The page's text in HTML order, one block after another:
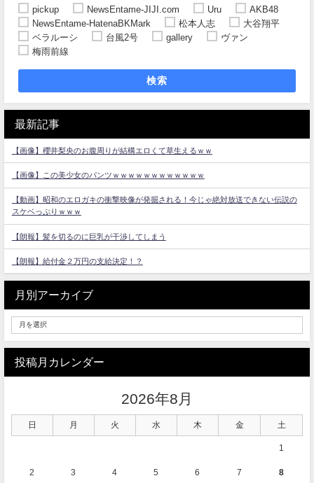
pickup NewsEntame-JIJI.com Uru
AKB48
NewsEntame-HatenaBKMark
松本人志
大谷翔平
ベラルーシ
台風2号 gallery
ヴァン
梅雨前線
検索
最新記事
【画像】櫻井梨央のお腹周りが結構エロくて草生えるｗｗ
【画像】この美少女のパンツｗｗｗｗｗｗｗｗｗｗｗｗ
【動画】昭和のエロガキの衝撃映像が発掘される！今じゃ絶対放送できない伝説の
スケベっぷりｗｗｗ
【朗報】髪を切るのに巨乳が干渉してしまう
【朗報】給付金２万円の支給決定！？
月別アーカイブ
投稿月カレンダー
2026年8月
日 月 火 水 木 金 土
1
2 3 4 5 6 7 8